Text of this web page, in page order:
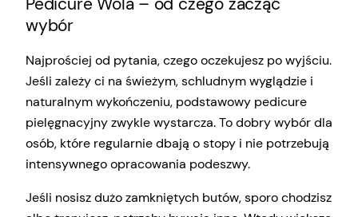
wybór
Najprościej od pytania, czego oczekujesz po wyjściu.
Jeśli zależy ci na świeżym, schludnym wyglądzie i
naturalnym wykończeniu, podstawowy pedicure
pielęgnacyjny zwykle wystarcza. To dobry wybór dla
osób, które regularnie dbają o stopy i nie potrzebują
intensywnego opracowania podeszwy.
Jeśli nosisz dużo zamkniętych butów, sporo chodzisz